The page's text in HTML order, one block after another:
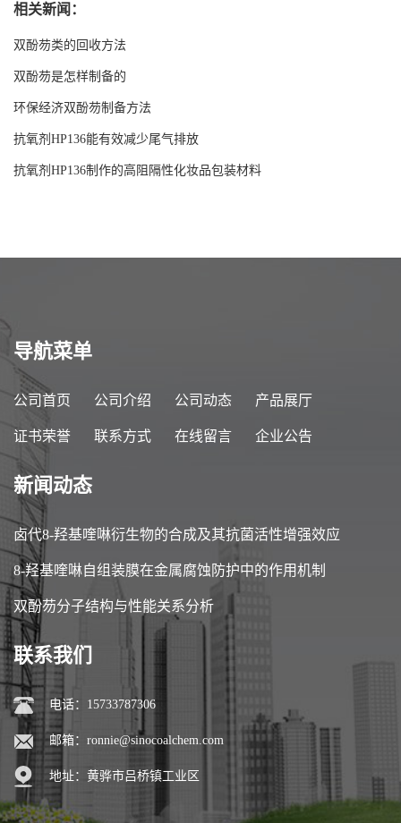
相关新闻：
双酚芴类的回收方法
双酚芴是怎样制备的
环保经济双酚芴制备方法
抗氧剂HP136能有效减少尾气排放
抗氧剂HP136制作的高阻隔性化妆品包装材料
导航菜单
公司首页 公司介绍 公司动态 产品展厅
证书荣誉 联系方式 在线留言 企业公告
新闻动态
卤代8-羟基喹啉衍生物的合成及其抗菌活性增强效应
8-羟基喹啉自组装膜在金属腐蚀防护中的作用机制
双酚芴分子结构与性能关系分析
联系我们
电话：15733787306
邮箱： ronnie@sinocoalchem.com
地址：黄骅市吕桥镇工业区